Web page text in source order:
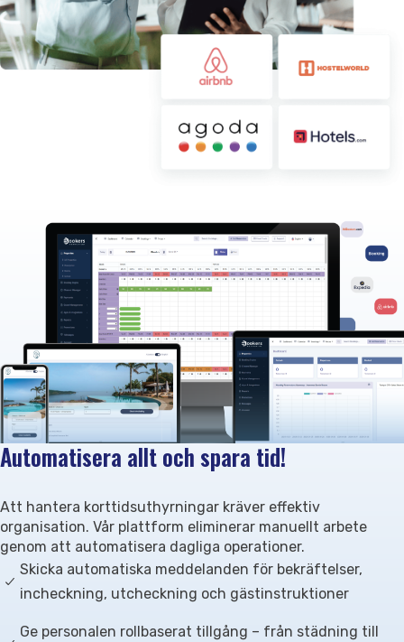
Automatisera allt och spara tid!
Att hantera korttidsuthyrningar kräver effektiv
organisation. Vår plattform eliminerar manuellt arbete
genom att automatisera dagliga operationer.
Skicka automatiska meddelanden för bekräftelser,
incheckning, utcheckning och gästinstruktioner
Ge personalen rollbaserat tillgång – från städning till